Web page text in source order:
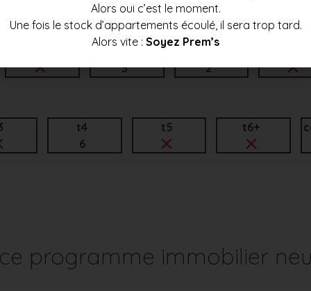
3
2
t4
6
t5 t6+
programme immobilier
Alors oui c’est le moment.
Une fois le stock d’appartements écoulé, il sera trop tard.
Alors vite : Soyez Prem’s